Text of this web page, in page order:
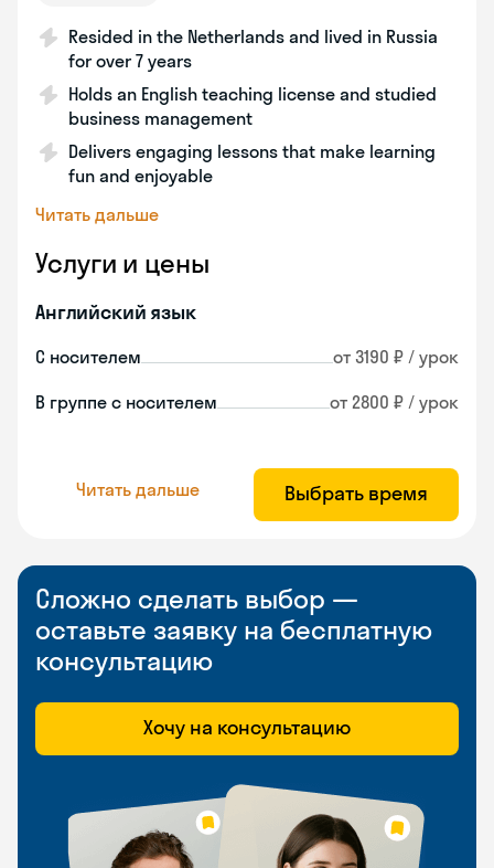
Resided in the Netherlands and lived in Russia
for over 7 years
Holds an English teaching license and studied
business management
Delivers engaging lessons that make learning
fun and enjoyable
Читать дальше
Услуги и цены
Английский язык
С носителем от 3190 ₽ / урок
В группе с носителем от 2800 ₽ / урок
Читать дальше Выбрать время
Сложно сделать выбор —
оставьте заявку на бесплатную
консультацию
Хочу на консультацию